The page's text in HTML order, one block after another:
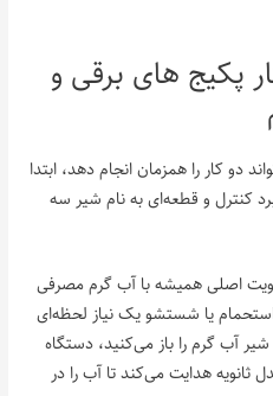
پکیج های برقی و
دو کار را همزمان انجام دهد، ابتدا
کنترل و قطعه‌ای به نام شیر سه
اصلی همیشه با آب گرم مصرفی
استحمام یا شستشو یک نیاز لحظه‌ای
آب گرم را باز می‌کنید، دستگاه
ثانویه هدایت می‌کند تا آب را در